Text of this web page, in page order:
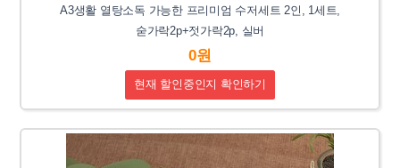
A3생활 열탕소독 가능한 프리미엄 수저세트 2인, 1세트,
숟가락2p+젓가락2p, 실버
0원
현재 할인중인지 확인하기